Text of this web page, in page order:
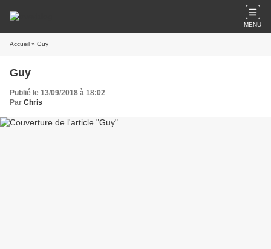
MENU
Accueil » Guy
Guy
Publié le 13/09/2018 à 18:02
Par Chris